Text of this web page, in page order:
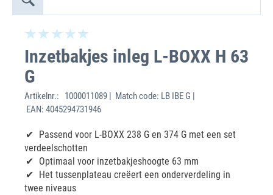
Inzetbakjes inleg L-BOXX H 63
G
Artikelnr.:
1000011089 | Match code: LB IBE G |
EAN: 4045294731946
Passend voor L-BOXX 238 G en 374 G met een set
verdeelschotten
Optimaal voor inzetbakjeshoogte 63 mm
Het tussenplateau creëert een onderverdeling in
twee niveaus